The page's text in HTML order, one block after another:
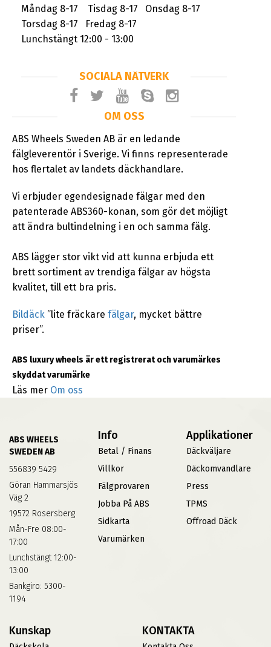
Måndag 8-17 Tisdag 8-17 Onsdag 8-17
Torsdag 8-17 Fredag 8-17
Lunchstängt 12:00 - 13:00
SOCIALA NÄTVERK
OM OSS
ABS Wheels Sweden AB är en ledande
fälgleverentör i Sverige. Vi finns representerade
hos flertalet av landets däckhandlare.
Vi erbjuder egendesignade fälgar med den
patenterade ABS360-konan, som gör det möjligt
att ändra bultindelning i en och samma fälg.
ABS lägger stor vikt vid att kunna erbjuda ett
brett sortiment av trendiga fälgar av högsta
kvalitet, till ett bra pris.
Bildäck ”lite fräckare fälgar, mycket bättre
priser”.
ABS luxury wheels är ett registrerat och varumärkes
skyddat varumärke
Läs mer Om oss
ABS WHEELS
SWEDEN AB
556839 5429
Göran Hammarsjös
Väg 2
19572 Rosersberg
Mån-Fre 08:00-
17:00
Lunchstängt 12:00-
13:00
Bankgiro: 5300-
1194
Info
Betal / Finans
Villkor
Fälgprovaren
Jobba På ABS
Sidkarta
Varumärken
Applikationer
Däckväljare
Däckomvandlare
Press
TPMS
Offroad Däck
Kunskap KONTAKTA